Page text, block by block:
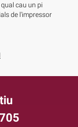
cau un pi
de l'impressor